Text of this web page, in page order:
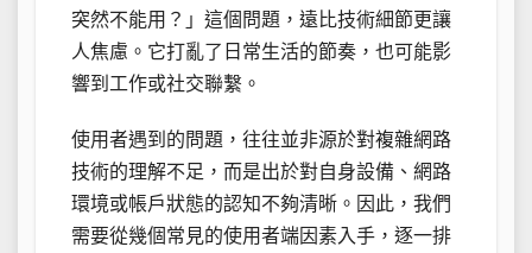
突然不能用？」這個問題，遠比技術細節更讓
人焦慮。它打亂了日常生活的節奏，也可能影
響到工作或社交聯繫。
使用者遇到的問題，往往並非源於對複雜網路
技術的理解不足，而是出於對自身設備、網路
環境或帳戶狀態的認知不夠清晰。因此，我們
需要從幾個常見的使用者端因素入手，逐一排